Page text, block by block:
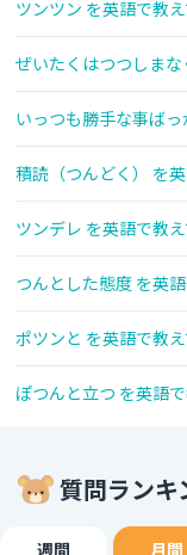
ツンツン を英語で教
ぜいたくはつつしま
いっつも勝手な事ば
積読（つんどく） を
ツンデレ を英語で教
つんとした態度 を英
ポツンと を英語で教
ぽつんと立つ を英語
質問ランキ
週間 月間